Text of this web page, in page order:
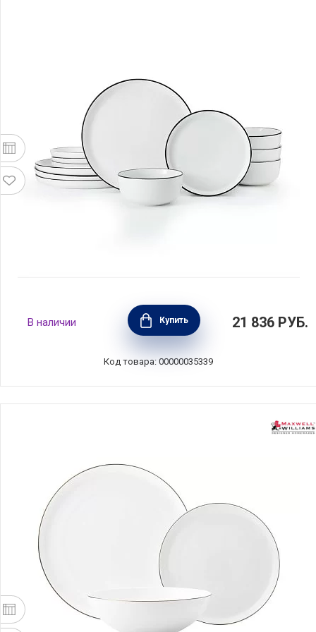
Обеденный набор Mikasa Limestone 12
предметов, фарфор, цвет белый, Kitchen
Craft, Великобритания, MKLIMESTN12PC
В наличии Купить 21 836 РУБ.
Код товара: 00000035339